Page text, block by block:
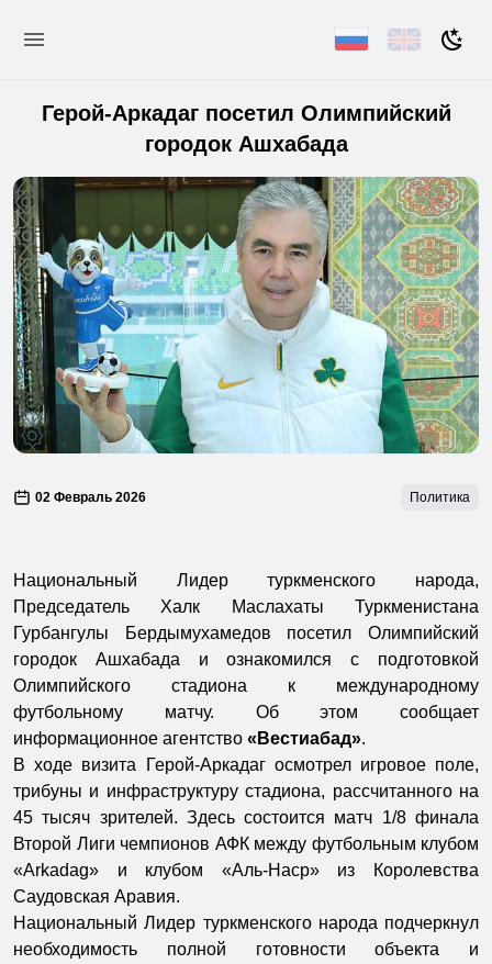
Герой-Аркадаг посетил Олимпийский
городок Ашхабада
02 Февраль 2026 Политика
Национальный Лидер туркменского народа,
Председатель Халк Маслахаты Туркменистана
Гурбангулы Бердымухамедов посетил Олимпийский
городок Ашхабада и ознакомился с подготовкой
Олимпийского стадиона к международному
футбольному матчу. Об этом сообщает
информационное агентство «Вестиабад».
В ходе визита Герой-Аркадаг осмотрел игровое поле,
трибуны и инфраструктуру стадиона, рассчитанного на
45 тысяч зрителей. Здесь состоится матч 1/8 финала
Второй Лиги чемпионов АФК между футбольным клубом
«Arkadag» и клубом «Аль-Наср» из Королевства
Саудовская Аравия.
Национальный Лидер туркменского народа подчеркнул
необходимость полной готовности объекта и